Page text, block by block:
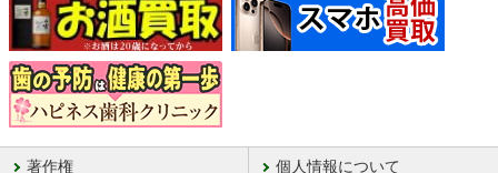
著作権 個人情報について